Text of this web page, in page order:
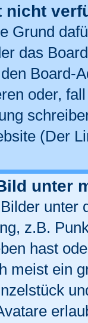
nicht
Grund
das
Board-
oder,
(Der
unter
unter
z.B.
hast
meist ein